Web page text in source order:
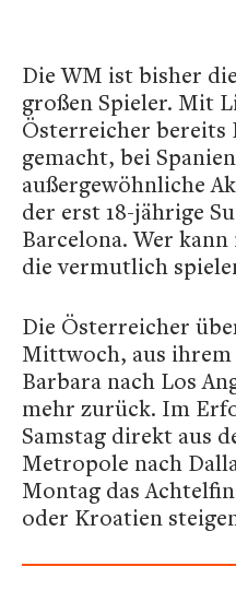
Die WM ist bisher
großen Spieler. Mit
Österreicher bereits
gemacht, bei
außergewöhnliche
der erst 18-jährige
Barcelona. Wer
die vermutlich
Die Österreicher
Mittwoch, aus ihrem
Barbara nach Los
mehr zurück. Im
Samstag direkt aus
Metropole nach
Montag das
oder Kroatien